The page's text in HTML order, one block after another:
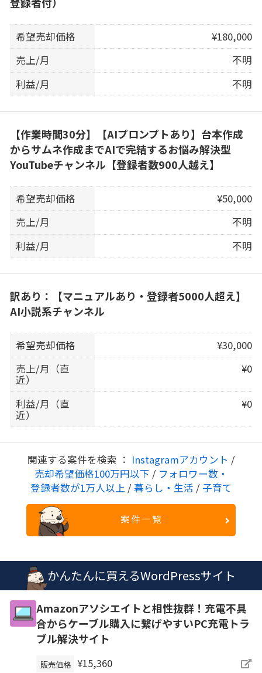
希望売却価格
¥180,000
売上/月
不明
利益/月
不明
【作業時間30分】【AIプロンプトあり】台本作成
からサムネ作成までAIで完結するお悩み解決型
YouTubeチャンネル【登録者数900人越え】
希望売却価格
¥50,000
売上/月
不明
利益/月
不明
訳あり：【マニュアルあり・登録者5000人超え】
AI小説系チャンネル
希望売却価格
¥30,000
売上/月（直
近）
¥0
利益/月（直
近）
¥0
関連する案件を検索 ： Instagramアカウント /
売却希望価格100万円以下 / フォロワー数・
登録者数が1万人以上 / 暮らし・生活 / 子育て
案件一覧
かんたんに買えるWordPressサイト
Amazonアソシエイトと相性抜群！充電不具
合からケーブル購入に繋げやすいPC充電トラ
ブル解決サイト
販売価格 ¥15,360